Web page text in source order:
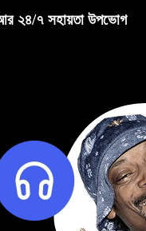
২৪/৭ সহায়তা উপভোগ